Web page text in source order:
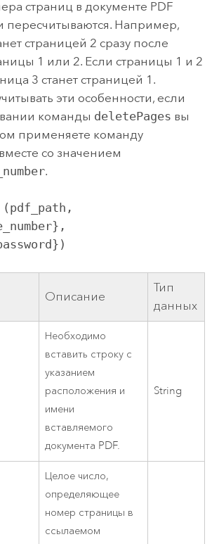
страниц в документе PDF
пересчитываются. Например,
страницей 2 сразу после
1 или 2. Если страницы 1 и 2
3 станет страницей 1.
эти особенности, если
команды deletePages вы
применяете команду
вместе со значением
.
Описание
Тип
данных
Необходимо
вставить строку с
указанием
расположения и
имени
вставляемого
документа PDF.
String
Целое число,
определяющее
номер страницы в
ссылаемом